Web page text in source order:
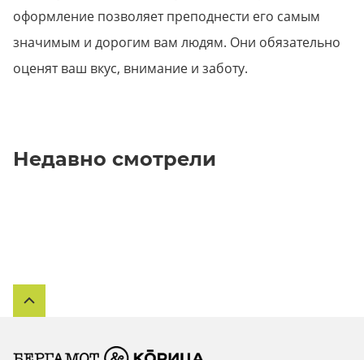
оформление позволяет преподнести его самым
значимым и дорогим вам людям. Они обязательно
оценят ваш вкус, внимание и заботу.
Недавно смотрели